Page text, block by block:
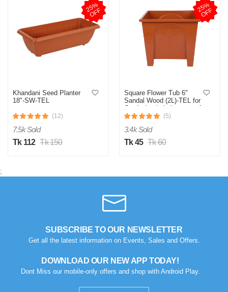
2
5
%
O
F
F
Khandani Seed Planter
18"-SW-TEL
(12)
7.5k Sold
Tk 112 Tk 150
2
5
%
O
F
F
Square Flower Tub 6"
Sandal Wood (2L)-TEL for
Gardening in balcony, roof
or indoor space for adding
home or office
(5)
3.4k Sold
Tk 45 Tk 60
;
SUBSCRIBE TO OUR NEWSLETTER
Get all the latest information on Events, Sales and Offers.
DOWNLOAD OUR NEW APP TODAY!
Dont Miss our mobile-only offers and shop with Android Play.